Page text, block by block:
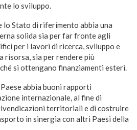
lo sviluppo.
lo Stato di riferimento abbia una
solida sia per far fronte agli
per i lavori di ricerca, sviluppo e
risorsa, sia per rendere più
si ottengano finanziamenti esteri.
Paese abbia buoni rapporti
internazionale, al fine di
territoriali e di costruire
in sinergia con altri Paesi della